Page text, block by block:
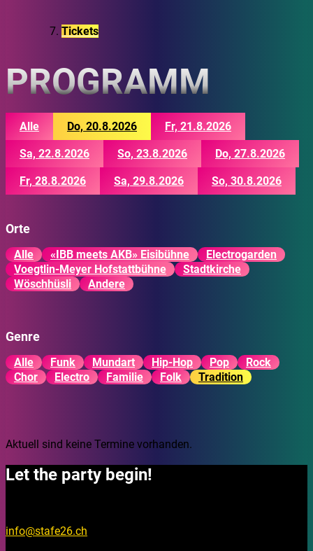
Tickets
PROGRAMM
Alle Do, 20.8.2026 Fr, 21.8.2026
Sa, 22.8.2026 So, 23.8.2026 Do, 27.8.2026
Fr, 28.8.2026 Sa, 29.8.2026 So, 30.8.2026
Orte
Alle «IBB meets AKB» Eisibühne
Electrogarden
Voegtlin-Meyer Hofstattbühne
Stadtkirche
Wöschhüsli
Andere
Genre
Alle Funk Mundart Hip-Hop Pop
Rock
Chor
Electro Familie Folk Tradition
Aktuell sind keine Termine vorhanden.
Let the party begin!
info@stafe26.ch